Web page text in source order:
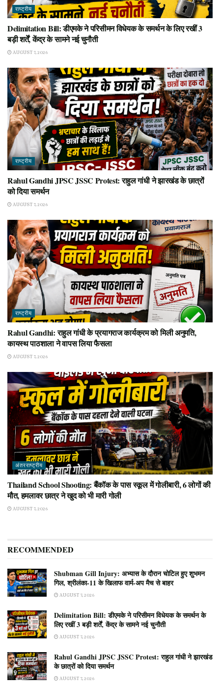
राष्ट्रीय
Delimitation Bill: डीएमके ने परिसीमन विधेयक के समर्थन के लिए रखीं 3
बड़ी शर्तें, केंद्र के सामने नई चुनौती
AUGUST 7, 2026
राष्ट्रीय
Rahul Gandhi JPSC JSSC Protest: राहुल गांधी ने झारखंड के छात्रों
को दिया समर्थन
AUGUST 7, 2026
राष्ट्रीय
Rahul Gandhi: राहुल गांधी के प्रयागराज कार्यक्रम को मिली अनुमति,
कायस्थ पाठशाला ने वापस लिया फैसला
AUGUST 7, 2026
अंतरराष्ट्रीय
Thailand School Shooting: बैंकॉक के पास स्कूल में गोलीबारी, 6 लोगों की
मौत, हमलावर छात्र ने खुद को भी मारी गोली
AUGUST 7, 2026
RECOMMENDED
Shubman Gill Injury: अभ्यास के दौरान चोटिल हुए शुभमन
गिल, श्रीलंका-11 के खिलाफ वार्म-अप मैच से बाहर
AUGUST 7, 2026
Delimitation Bill: डीएमके ने परिसीमन विधेयक के समर्थन के
लिए रखीं 3 बड़ी शर्तें, केंद्र के सामने नई चुनौती
AUGUST 7, 2026
Rahul Gandhi JPSC JSSC Protest: राहुल गांधी ने झारखंड
के छात्रों को दिया समर्थन
AUGUST 7, 2026